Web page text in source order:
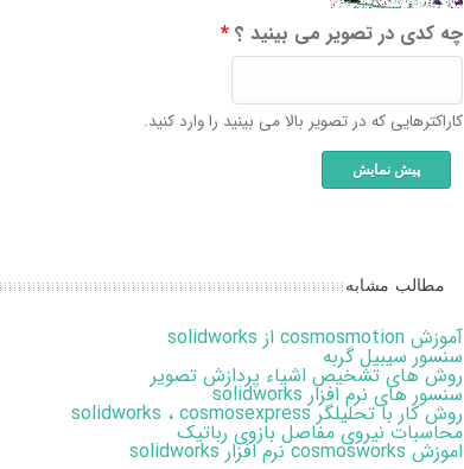
چه کدی در تصویر می بینید ؟ *
کاراکترهایی که در تصویر بالا می بینید را وارد کنید.
مطالب مشابه
آموزش cosmosmotion از solidworks
سنسور سیبیل گربه
روش های تشخیص اشیاء پردازش تصویر
سنسور های نرم افزار solidworks
روش کار با تحلیلگر solidworks ، cosmosexpress
محاسبات نیروی مفاصل بازوی رباتیک
اموزش cosmosworks نرم افزار solidworks